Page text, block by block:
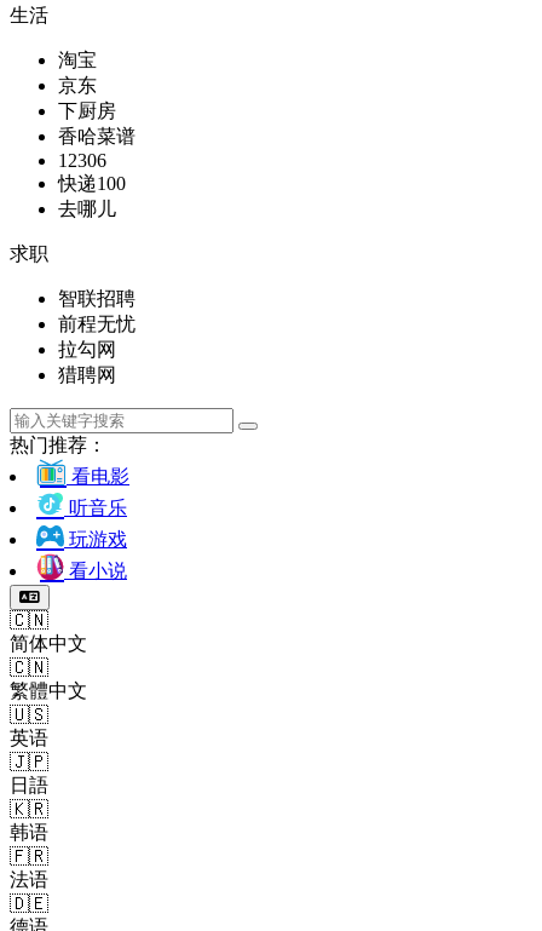
生活
淘宝
京东
下厨房
香哈菜谱
12306
快递100
去哪儿
求职
智联招聘
前程无忧
拉勾网
猎聘网
热门推荐：
看电影
听音乐
玩游戏
看小说
🇨🇳
简体中文
🇨🇳
繁體中文
🇺🇸
英语
🇯🇵
日語
🇰🇷
韩语
🇫🇷
法语
🇩🇪